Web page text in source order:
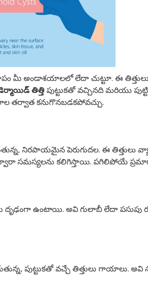
మీ అండాశయాలలో లేదా చుట్టూ. ఈ
తిత్తిపుట్టుకతో వచ్చినది మరియు
తర్వాత కనుగొనబడకపోవచ్చు.
నిరపాయమైన పెరుగుదల. ఈ తిత్తులు
సమస్యలను కలిగిస్తాయి. పగిలిపోయే
ఉంటాయి. అవి గులాబీ లేదా పసుపు
పుట్టుకతో వచ్చే తిత్తులు గాయాలు. అవి